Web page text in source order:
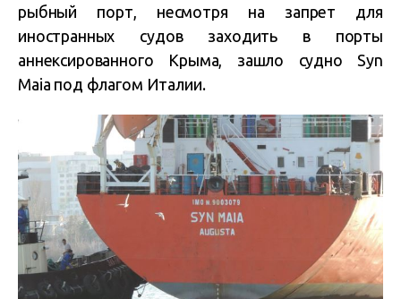
рыбный порт, несмотря на запрет для
иностранных судов заходить в порты
аннексированного Крыма, зашло судно Syn
Maia под флагом Италии.